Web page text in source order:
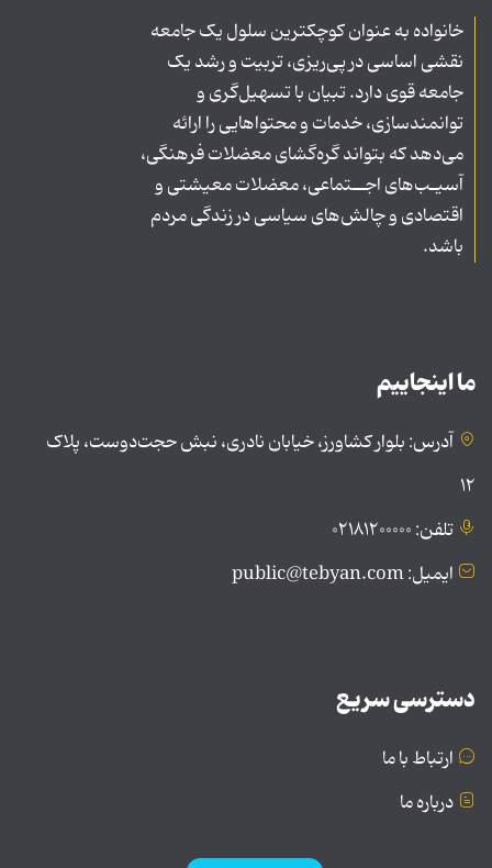
خانواده به عنوان کوچکترین سلول یک جامعه
نقشی اساسی در پی‌ریزی، تربیت و رشد یک
جامعه قوی دارد. تبیان با تسهیل‌گری و
توانمندسازی، خدمات و محتواهایی را ارائه
می‌دهد که بتواند گره‌گشای معضلات فرهنگی،
آسیـب‌های اجــتماعی، معضلات معیشتی و
اقتصادی و چالش‌های سیاسی در زندگی مردم
باشد.
ما اینجاییم
آدرس: بلوار کشاورز، خیابان نادری، نبش حجت‌دوست، پلاک
۱۲
تلفن: ۰۲۱۸۱۲۰۰۰۰۰
ایمیل: public@tebyan.com
دسترسی سریع
ارتباط با ما
درباره ما